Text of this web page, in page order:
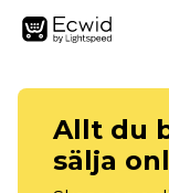
Allt du
sälja